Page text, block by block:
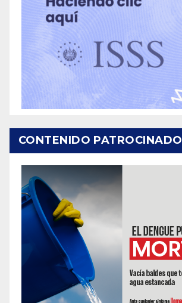
CONTENIDO PATROCINADO